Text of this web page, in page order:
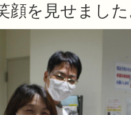
顔を見せまし